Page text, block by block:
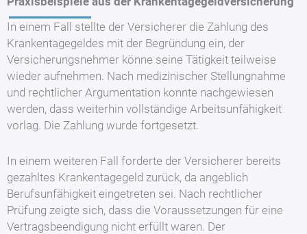
In einem Fall stellte der Versicherer die Zahlung des
Krankentagegeldes mit der Begründung ein, der
Versicherungsnehmer könne seine Tätigkeit teilweise
wieder aufnehmen. Nach medizinischer Stellungnahme
und rechtlicher Argumentation konnte nachgewiesen
werden, dass weiterhin vollständige Arbeitsunfähigkeit
vorlag. Die Zahlung wurde fortgesetzt.
In einem weiteren Fall forderte der Versicherer bereits
gezahltes Krankentagegeld zurück, da angeblich
Berufsunfähigkeit eingetreten sei. Nach rechtlicher
Prüfung zeigte sich, dass die Voraussetzungen für eine
Vertragsbeendigung nicht erfüllt waren. Der